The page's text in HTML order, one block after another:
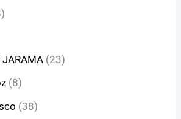
JARAMA (23)
(8)
(38)